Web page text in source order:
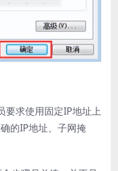
要求使用固定IP地址上
的IP地址、子网掩